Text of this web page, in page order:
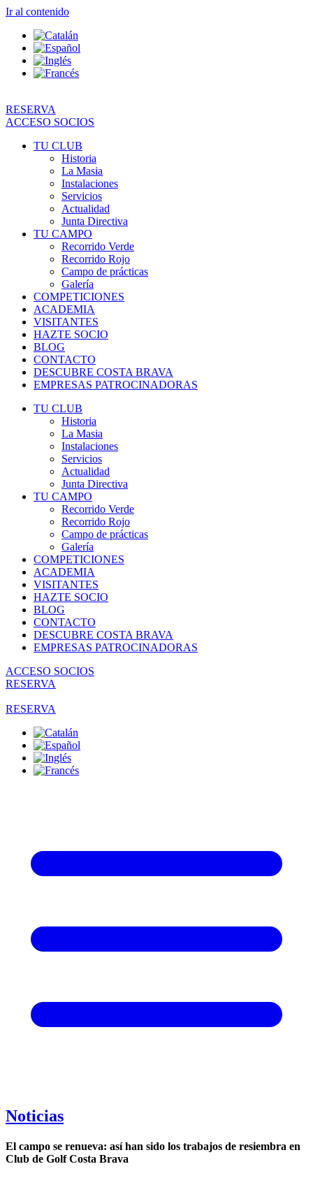
Ir al contenido
RESERVA
ACCESO SOCIOS
TU CLUB
Historia
La Masia
Instalaciones
Servicios
Actualidad
Junta Directiva
TU CAMPO
Recorrido Verde
Recorrido Rojo
Campo de prácticas
Galería
COMPETICIONES
ACADEMIA
VISITANTES
HAZTE SOCIO
BLOG
CONTACTO
DESCUBRE COSTA BRAVA
EMPRESAS PATROCINADORAS
TU CLUB
Historia
La Masia
Instalaciones
Servicios
Actualidad
Junta Directiva
TU CAMPO
Recorrido Verde
Recorrido Rojo
Campo de prácticas
Galería
COMPETICIONES
ACADEMIA
VISITANTES
HAZTE SOCIO
BLOG
CONTACTO
DESCUBRE COSTA BRAVA
EMPRESAS PATROCINADORAS
ACCESO SOCIOS
RESERVA
RESERVA
Noticias
El campo se renueva: así han sido los trabajos de resiembra en
Club de Golf Costa Brava